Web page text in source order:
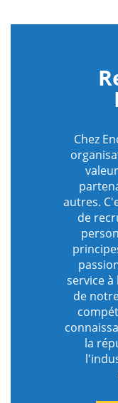
Chez
autres.
de
service à
de
la